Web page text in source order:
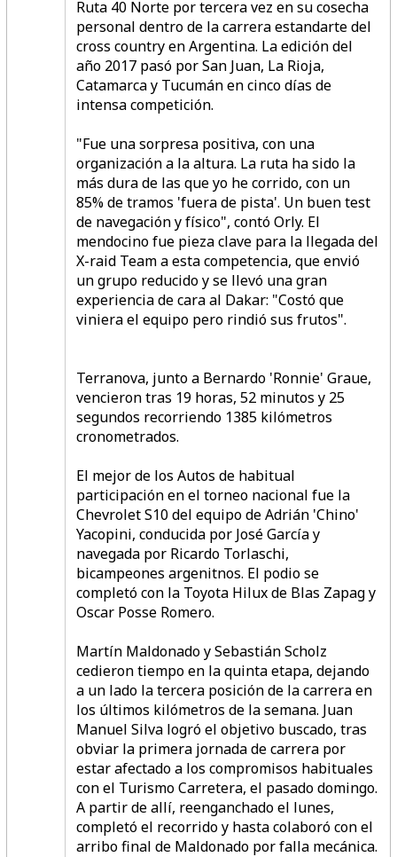
Ruta 40 Norte por tercera vez en su cosecha
personal dentro de la carrera estandarte del
cross country en Argentina. La edición del
año 2017 pasó por San Juan, La Rioja,
Catamarca y Tucumán en cinco días de
intensa competición.
"Fue una sorpresa positiva, con una
organización a la altura. La ruta ha sido la
más dura de las que yo he corrido, con un
85% de tramos 'fuera de pista'. Un buen test
de navegación y físico", contó Orly. El
mendocino fue pieza clave para la llegada del
X-raid Team a esta competencia, que envió
un grupo reducido y se llevó una gran
experiencia de cara al Dakar: "Costó que
viniera el equipo pero rindió sus frutos".
Terranova, junto a Bernardo 'Ronnie' Graue,
vencieron tras 19 horas, 52 minutos y 25
segundos recorriendo 1385 kilómetros
cronometrados.
El mejor de los Autos de habitual
participación en el torneo nacional fue la
Chevrolet S10 del equipo de Adrián 'Chino'
Yacopini, conducida por José García y
navegada por Ricardo Torlaschi,
bicampeones argenitnos. El podio se
completó con la Toyota Hilux de Blas Zapag y
Oscar Posse Romero.
Martín Maldonado y Sebastián Scholz
cedieron tiempo en la quinta etapa, dejando
a un lado la tercera posición de la carrera en
los últimos kilómetros de la semana. Juan
Manuel Silva logró el objetivo buscado, tras
obviar la primera jornada de carrera por
estar afectado a los compromisos habituales
con el Turismo Carretera, el pasado domingo.
A partir de allí, reenganchado el lunes,
completó el recorrido y hasta colaboró con el
arribo final de Maldonado por falla mecánica.